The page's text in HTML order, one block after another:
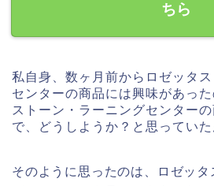
ちら
私自身、数ヶ月前からロゼッタ
センターの商品には興味があっ
ストーン・ラーニングセンター
で、どうしようか？と思っていた
そのように思ったのは、ロゼッ